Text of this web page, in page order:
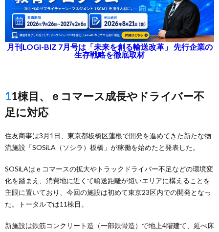
月刊LOGI-BIZ 7月号は「未来を創る輸送改革」 先行企業の
生存戦略を徹底取材
11棟目、ｅコマース成長やドライバー不
足に対応
住友商事は3月1日、東京都板橋区蓮根で開発を進めてきた新たな物
流施設「SOSiLA（ソシラ）板橋」が稼働を始めたと発表した。
SOSiLAはｅコマースの拡大やトラックドライバー不足などの環境変
化を踏まえ、消費地に近くて輸送距離が短いエリアに構えることを
主眼に置いており、今回の施設は初めて東京23区内での開発となっ
た。トータルでは11棟目。
新施設は鉄筋コンクリート造（一部鉄骨造）で地上4階建て、延べ床